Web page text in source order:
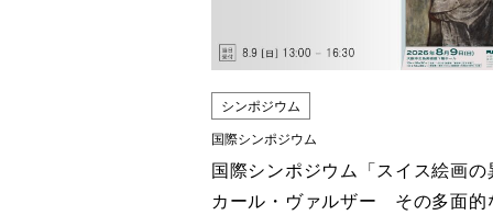
シンポジウム
国際シンポジウム
国際シンポジウム「スイス絵画
カール・ヴァルザー その多面的